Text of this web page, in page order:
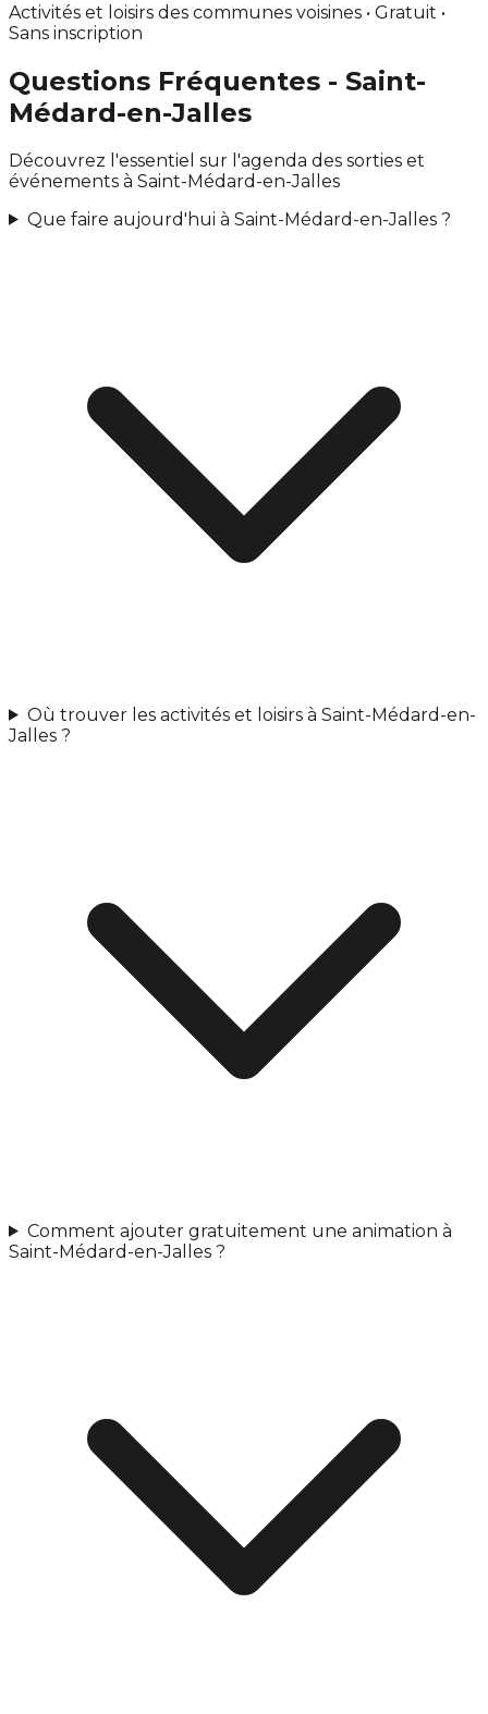
Activités et loisirs des communes voisines • Gratuit •
Sans inscription
Questions Fréquentes - Saint-
Médard-en-Jalles
Découvrez l'essentiel sur l'agenda des sorties et
événements à Saint-Médard-en-Jalles
Que faire aujourd'hui à Saint-Médard-en-Jalles ?
Où trouver les activités et loisirs à Saint-Médard-en-
Jalles ?
Comment ajouter gratuitement une animation à
Saint-Médard-en-Jalles ?